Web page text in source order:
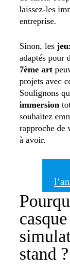
laissez-les
entreprise.
Sinon, les
adaptés pour
7ème art
projets avec
Soulignons
immersion
souhaitez
rapproche de
à avoir.
stand ?